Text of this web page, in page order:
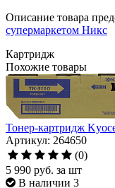
Описание товара
супермаркетом Никс
Картридж
Похожие товары
Тонер-картридж
Артикул: 264650
(0)
5 990 руб. за шт
В наличии 3